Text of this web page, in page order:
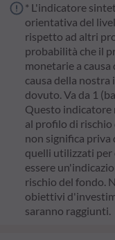
* L'indicatore
orientativa del
rispetto ad altri
probabilità che il
monetarie a
causa della
dovuto. Va da 1
Questo indicatore
al profilo di rischio
non significa priva
quelli utilizzati per
essere
rischio del fondo.
obiettivi
saranno raggiunti.